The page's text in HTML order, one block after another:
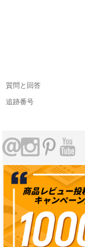
質問と回答
追跡番号